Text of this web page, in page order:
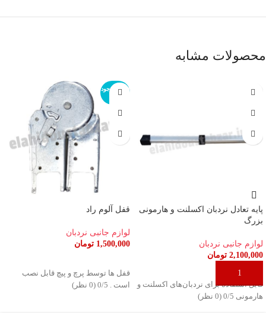
محصولات مشابه
پایه تعادل نردبان اکسلنت و هارمونی
بزرگ
لوازم جانبی نردبان
2,100,000 تومان
افزودن به سبد خرید
قابل استفاده برای نردبان‌های اکسلنت و
هارمونی ‫0/5 ‫(0 نظر)
اتمام موجود
قفل آلوم راد
لوازم جانبی نردبان
1,500,000 تومان
قفل ها توسط پرچ و پیچ قابل نصب
است . ‫0/5 ‫(0 نظر)